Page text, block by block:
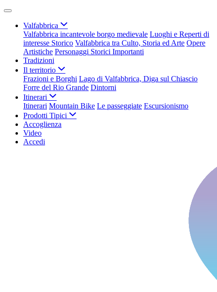
Valfabbrica
Valfabbrica incantevole borgo medievale Luoghi e Reperti di
interesse Storico Valfabbrica tra Culto, Storia ed Arte Opere
Artistiche Personaggi Storici Importanti
Tradizioni
Il territorio
Frazioni e Borghi Lago di Valfabbrica, Diga sul Chiascio
Forre del Rio Grande Dintorni
Itinerari
Itinerari Mountain Bike Le passeggiate Escursionismo
Prodotti Tipici
Accoglienza
Video
Accedi